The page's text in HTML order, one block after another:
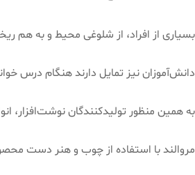
بسیاری از افراد، از شلوغی محیط و به هم
دانش‌آموزان نیز تمایل دارند هنگام درس
به همین منظور تولیدکنندگان نوشت‌افزار،
مروالند با استفاده از چوب و هنر دست